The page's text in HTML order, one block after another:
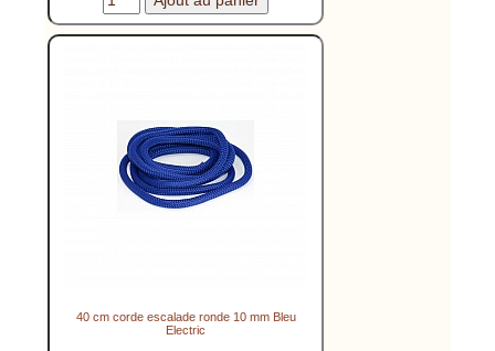
40 cm corde escalade ronde 10 mm Bleu
Electric